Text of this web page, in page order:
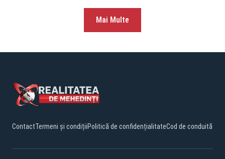
Mai Multe
ContactTermeni și condițiiPolitică de confidențialitateCod de conduită